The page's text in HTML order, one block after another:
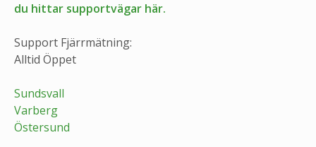
du hittar supportvägar här.
Support Fjärrmätning:
Alltid Öppet
Sundsvall
Varberg
Östersund